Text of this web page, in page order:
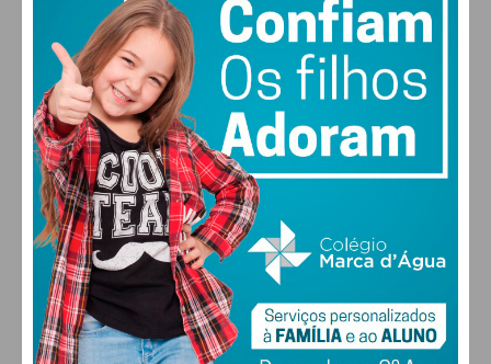
29°
SEG
31
TER
31°
QUA
32
QUI
FARMACIAS DE SERVIÇO EM PAÇOS DE